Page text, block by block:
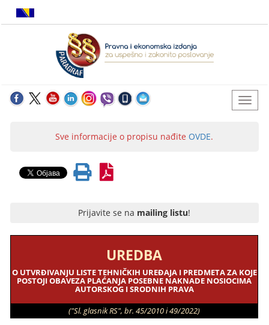
Sve informacije o propisu nađite OVDE.
Prijavite se na mailing listu!
UREDBA
O UTVRĐIVANJU LISTE TEHNIČKIH UREĐAJA I PREDMETA ZA KOJE
POSTOJI OBAVEZA PLAĆANJA POSEBNE NAKNADE NOSIOCIMA
AUTORSKOG I SRODNIH PRAVA
("Sl. glasnik RS", br. 45/2010 i 49/2022)